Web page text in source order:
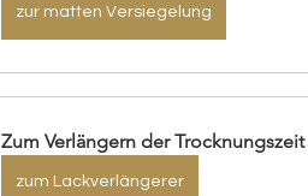
zur matten Versiegelung
Zum Verlängern der
zum Lackverlängerer